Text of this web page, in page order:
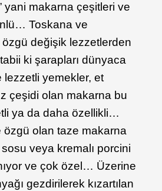
yani makarna çeşitleri ve
Toskana ve
özgü değişik lezzetlerden
ki şarapları dünyaca
yemekler, et
çeşidi olan makarna bu
ya da daha özellikli…
özgü olan taze makarna
veya kremalı porcini
ve çok özel… Üzerine
gezdirilerek kızartılan